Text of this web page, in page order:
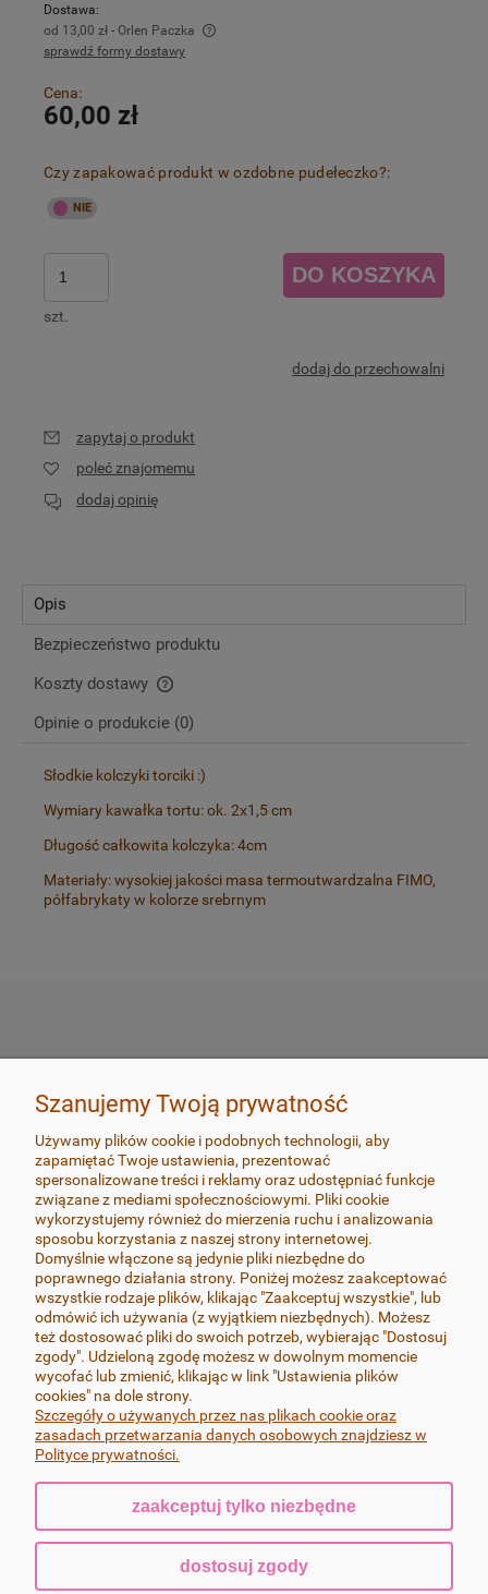
Dostawa:
od 13,00 zł - Orlen Paczka
Cena nie zawiera ewentualnych kosztów płatności
sprawdź formy dostawy
Cena:
60,00 zł
Czy zapakować produkt w ozdobne pudełeczko?:
szt.
DO KOSZYKA
dodaj do przechowalni
zapytaj o produkt
poleć znajomemu
dodaj opinię
Opis
Bezpieczeństwo produktu
Koszty dostawy
Cena nie zawiera ewentualnych kosztów płatności
Opinie o produkcie (0)
Słodkie kolczyki torciki :)
Wymiary kawałka tortu: ok. 2x1,5 cm
Długość całkowita kolczyka: 4cm
Materiały: wysokiej jakości masa termoutwardzalna FIMO,
półfabrykaty w kolorze srebrnym
SKLEP
ZAMÓWIENIA
MOJE KONTO
SOCIAL MEDIA
Wszystkie produkty wykonywane są z dbałością o najdrobniejsze
szczegóły, przy zachowaniu najwyższej jakości i estetyki oraz
wykończenia, zapewniającego ich trwałość. Pracuję wyłącznie na
najlepszych dostępnych na rynku masach termoutwardzalnych FIMO i
Cernit, bigle i sztyfty w kolczykach wykonane są ze stali chirurgicznej-nie
uczulają.
Szanujemy Twoją prywatność
Używamy plików cookie i podobnych technologii, aby
zapamiętać Twoje ustawienia, prezentować
spersonalizowane treści i reklamy oraz udostępniać funkcje
związane z mediami społecznościowymi. Pliki cookie
wykorzystujemy również do mierzenia ruchu i analizowania
sposobu korzystania z naszej strony internetowej.
Domyślnie włączone są jedynie pliki niezbędne do
poprawnego działania strony. Poniżej możesz zaakceptować
wszystkie rodzaje plików, klikając "Zaakceptuj wszystkie", lub
odmówić ich używania (z wyjątkiem niezbędnych). Możesz
też dostosować pliki do swoich potrzeb, wybierając "Dostosuj
zgody". Udzieloną zgodę możesz w dowolnym momencie
wycofać lub zmienić, klikając w link "Ustawienia plików
cookies" na dole strony.
Szczegóły o używanych przez nas plikach cookie oraz
zasadach przetwarzania danych osobowych znajdziesz w
Polityce prywatności.
zaakceptuj tylko niezbędne
dostosuj zgody